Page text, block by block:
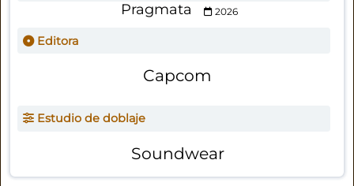
Pragmata 2026
Editora
Capcom
Estudio de doblaje
Soundwear